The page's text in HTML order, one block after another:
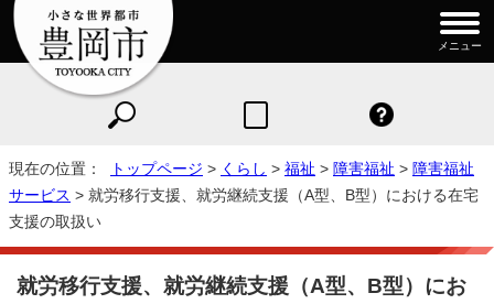
メニュー
現在の位置： トップページ > くらし > 福祉 > 障害福祉 > 障害福祉
サービス > 就労移行支援、就労継続支援（A型、B型）における在宅
支援の取扱い
就労移行支援、就労継続支援（A型、B型）にお